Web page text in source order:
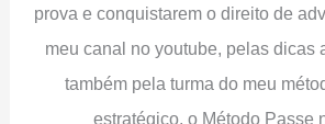
prova e conquistarem o direito de
meu canal no youtube, pelas dicas
também pela turma do meu
estratégico, o Método Passe